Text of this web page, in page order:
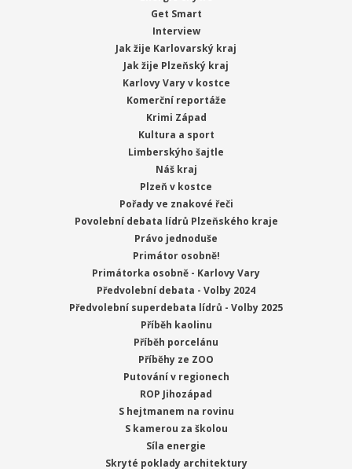
Get Smart
Interview
Jak žije Karlovarský kraj
Jak žije Plzeňský kraj
Karlovy Vary v kostce
Komerční reportáže
Krimi Západ
Kultura a sport
Limberskýho šajtle
Náš kraj
Plzeň v kostce
Pořady ve znakové řeči
Povolební debata lídrů Plzeňského kraje
Právo jednoduše
Primátor osobně!
Primátorka osobně - Karlovy Vary
Předvolební debata - Volby 2024
Předvolební superdebata lídrů - Volby 2025
Příběh kaolinu
Příběh porcelánu
Příběhy ze ZOO
Putování v regionech
ROP Jihozápad
S hejtmanem na rovinu
S kamerou za školou
Síla energie
Skryté poklady architektury